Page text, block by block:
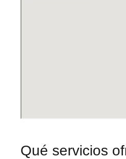
Qué servicios